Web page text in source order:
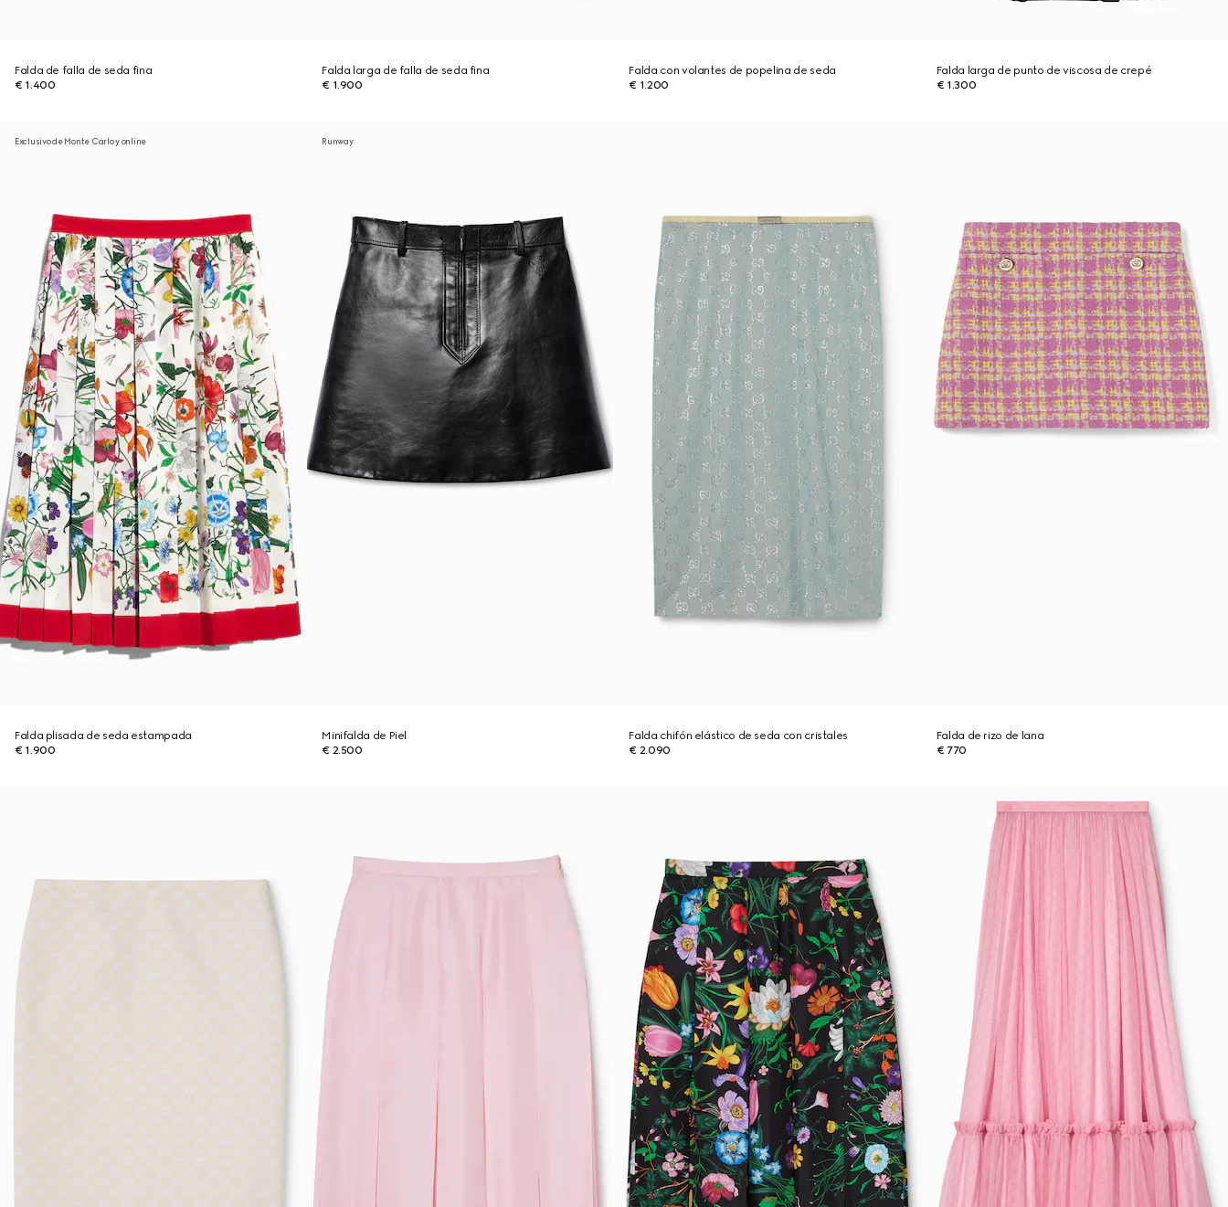
Falda de falla de seda fina
€ 1.400
Falda larga de falla de seda fina
€ 1.900
Falda con volantes de popelina de seda
€ 1.200
Falda larga de punto de viscosa de crepé
€ 1.300
Exclusivo de Monte Carlo y online
Falda plisada de seda estampada
€ 1.900
Runway
Minifalda de Piel
€ 2.500
Falda chifón elástico de seda con cristales
€ 2.090
Falda de rizo de lana
€ 770